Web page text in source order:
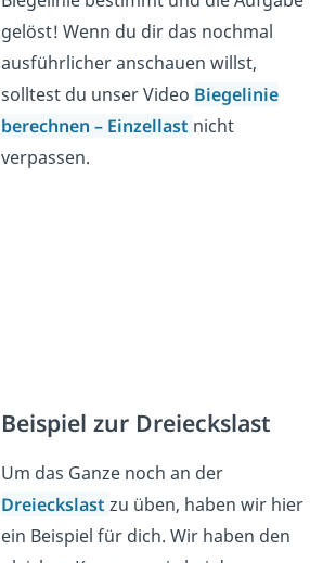
gelöst! Wenn du dir das nochmal
ausführlicher anschauen willst,
solltest du unser Video Biegelinie
berechnen – Einzellast nicht
verpassen.
Beispiel zur Dreieckslast
Um das Ganze noch an der
Dreieckslast zu üben, haben wir hier
ein Beispiel für dich. Wir haben den